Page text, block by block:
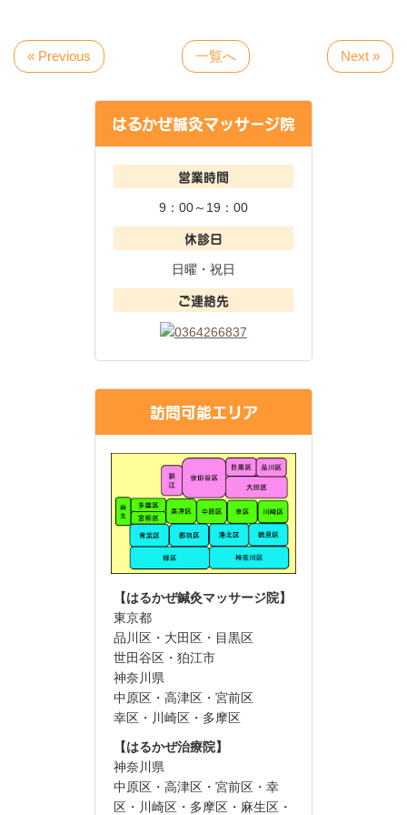
« Previous 一覧へ Next »
はるかぜ鍼灸マッサージ院
営業時間
9：00～19：00
休診日
日曜・祝日
ご連絡先
訪問可能エリア
【はるかぜ鍼灸マッサージ院】
東京都
品川区・大田区・目黒区
世田谷区・狛江市
神奈川県
中原区・高津区・宮前区
幸区・川崎区・多摩区
【はるかぜ治療院】
神奈川県
中原区・高津区・宮前区・幸
区・川崎区・多摩区・麻生区・